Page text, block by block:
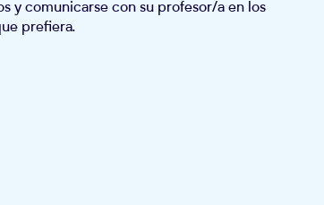
y comunicarse con su profesor/a en los
prefiera.